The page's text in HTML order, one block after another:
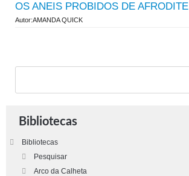
OS ANEIS PROBIDOS DE AFRODITE
Autor:AMANDA QUICK
Bibliotecas
Bibliotecas
Pesquisar
Arco da Calheta